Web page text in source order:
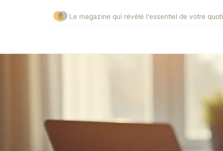
Le magazine qui révèle l'essentiel de votre